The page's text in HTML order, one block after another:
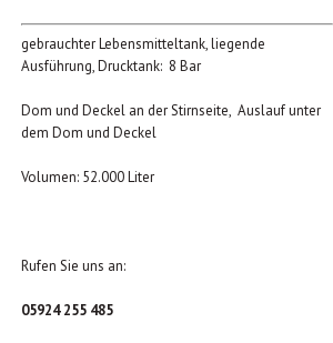
gebrauchter Lebensmitteltank, liegende
Ausführung, Drucktank: 8 Bar
Dom und Deckel an der Stirnseite, Auslauf unter
dem Dom und Deckel
Volumen: 52.000 Liter
Rufen Sie uns an:
05924 255 485